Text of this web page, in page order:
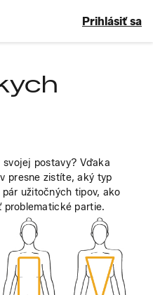
Prihlásiť sa
postavy? Vďaka
presne zistíte, aký typ
užitočných tipov, ako
problematické partie.